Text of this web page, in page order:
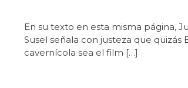
En su texto en esta misma página,
Susel señala con justeza que quizás
cavernícola sea el film […]